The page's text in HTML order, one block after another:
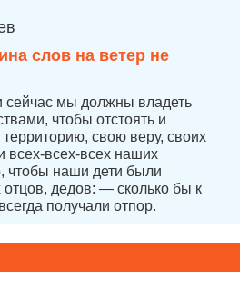
слов на ветер не
сейчас мы должны владеть
чтобы отстоять и
свою веру, своих
всех-всех-всех наших
чтобы наши дети были
дедов: — сколько бы к
получали отпор.